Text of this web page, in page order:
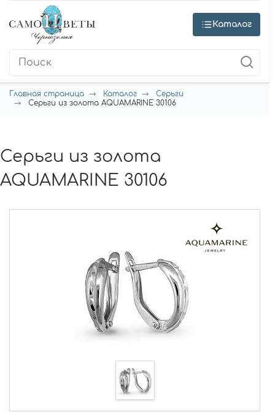
Каталог
Главная страница Каталог
Серьги
Серьги из золота AQUAMARINE 30106
Серьги из золота
AQUAMARINE 30106